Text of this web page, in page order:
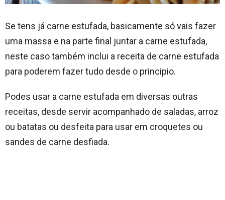
Se tens já carne estufada, basicamente só vais fazer
uma massa e na parte final juntar a carne estufada,
neste caso também inclui a receita de carne estufada
para poderem fazer tudo desde o principio.
Podes usar a carne estufada em diversas outras
receitas, desde servir acompanhado de saladas, arroz
ou batatas ou desfeita para usar em croquetes ou
sandes de carne desfiada.